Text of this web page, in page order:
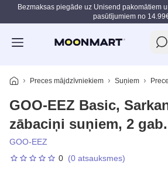
Pāriet uz galveno saturu
Bezmaksas piegāde uz Unisend pakomātiem
pasūtījumiem no
Preces mājdzīvniekiem Suņiem
GOO-EEZ Basic,
zābaciņi suņiem, 2 gab.
GOO-EEZ
0 (0 atsauksmes)